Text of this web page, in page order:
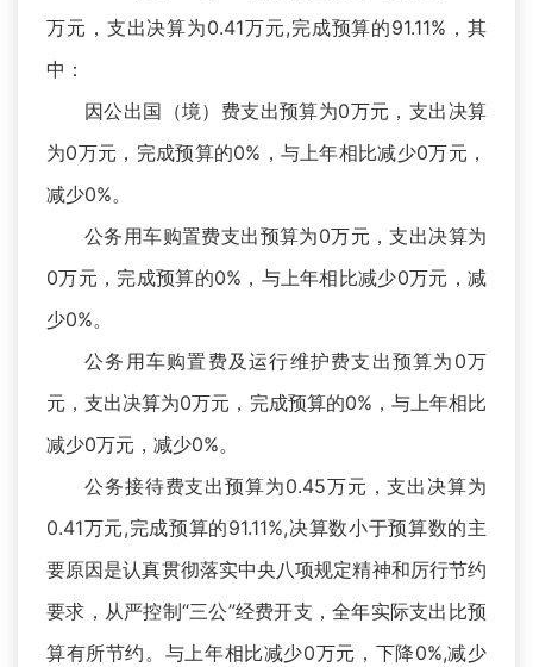
万元，支出决算为0.41万元,完成预算的91.11%，其
中：
因公出国（境）费支出预算为0万元，支出决算
为0万元，完成预算的0%，与上年相比减少0万元，
减少0%。
公务用车购置费支出预算为0万元，支出决算为
0万元，完成预算的0%，与上年相比减少0万元，减
少0%。
公务用车购置费及运行维护费支出预算为0万
元，支出决算为0万元，完成预算的0%，与上年相比
减少0万元，减少0%。
公务接待费支出预算为0.45万元，支出决算为
0.41万元,完成预算的91.11%,决算数小于预算数的主
要原因是认真贯彻落实中央八项规定精神和厉行节约
要求，从严控制“三公”经费开支，全年实际支出比预
算有所节约。与上年相比减少0万元，下降0%,减少